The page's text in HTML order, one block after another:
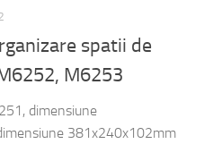
spatii de
M6253
dimensiune
381x240x102mm